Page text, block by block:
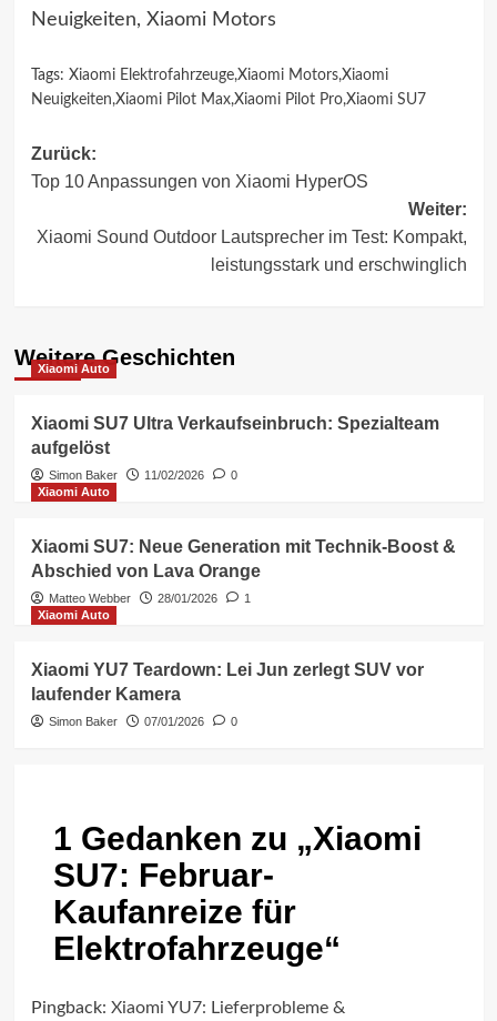
Neuigkeiten, Xiaomi Motors
Tags: Xiaomi Elektrofahrzeuge,Xiaomi Motors,Xiaomi
Neuigkeiten,Xiaomi Pilot Max,Xiaomi Pilot Pro,Xiaomi SU7
Beitragsnavigation
Zurück:
Top 10 Anpassungen von Xiaomi HyperOS
Weiter:
Xiaomi Sound Outdoor Lautsprecher im Test: Kompakt,
leistungsstark und erschwinglich
Weitere Geschichten
Xiaomi Auto
Xiaomi SU7 Ultra Verkaufseinbruch: Spezialteam
aufgelöst
Simon Baker 11/02/2026
0
Xiaomi Auto
Xiaomi SU7: Neue Generation mit Technik-Boost &
Abschied von Lava Orange
Matteo Webber 28/01/2026
1
Xiaomi Auto
Xiaomi YU7 Teardown: Lei Jun zerlegt SUV vor
laufender Kamera
Simon Baker 07/01/2026 0
1 Gedanken zu „Xiaomi
SU7: Februar-
Kaufanreize für
Elektrofahrzeuge“
Pingback: Xiaomi YU7: Lieferprobleme &